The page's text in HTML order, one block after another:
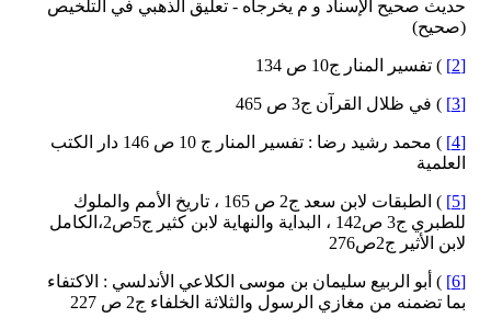
حديث صحيح الإسناد و م يخرجاه - تعليق الذهبي في التلخيص
(صحيح)
[2] ) تفسير المنار ج10 ص 134
[3] ) في ظلال القرآن ج3 ص 465
[4]
) محمد رشيد رضا : تفسير المنار ج 10 ص 146 دار الكتب
العلمية
[5]
) الطبقات لابن سعد ج2 ص 165 ، تاريخ الأمم والملوك
للطبري ج3 ص142 ، البداية والنهاية لابن كثير ج5ص2،الكامل
لابن الأثير ج2ص276
[6]
) أبو الربيع سليمان بن موسى الكلاعي الأندلسي : الاكتفاء
بما تضمنه من مغازي الرسول والثلاثة الخلفاء ج2 ص 227